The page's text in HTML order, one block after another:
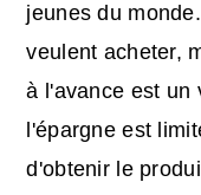
jeunes du
veulent acheter,
à l'avance est un
l'épargne est
d'obtenir le